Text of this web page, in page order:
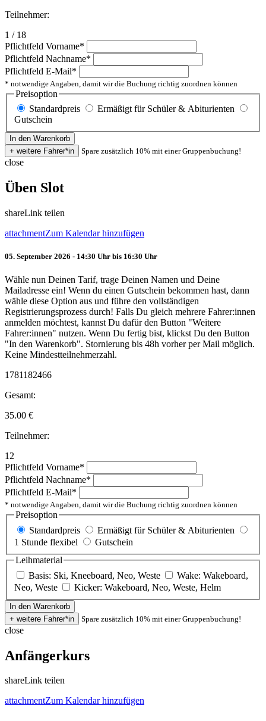
Teilnehmer:
1 / 18
Pflichtfeld Vorname*
Pflichtfeld Nachname*
Pflichtfeld E-Mail*
* notwendige Angaben, damit wir die Buchung richtig zuordnen können
Preisoption
Standardpreis
Ermäßigt für Schüler & Abiturienten
Gutschein
Spare zusätzlich 10% mit einer Gruppenbuchung!
close
Üben Slot
shareLink teilen
attachmentZum Kalendar hinzufügen
05. September 2026 - 14:30 Uhr bis 16:30 Uhr
Wähle nun Deinen Tarif, trage Deinen Namen und Deine
Mailadresse ein! Wenn du einen Gutschein bekommen hast, dann
wähle diese Option aus und führe den vollständigen
Registrierungsprozess durch! Falls Du gleich mehrere Fahrer:innen
anmelden möchtest, kannst Du dafür den Button "Weitere
Fahrer:innen" nutzen. Wenn Du fertig bist, klickst Du den Button
"In den Warenkorb". Stornierung bis 48h vorher per Mail möglich.
Keine Mindestteilnehmerzahl.
1781182466
Gesamt:
35.00 €
Teilnehmer:
12
Pflichtfeld Vorname*
Pflichtfeld Nachname*
Pflichtfeld E-Mail*
* notwendige Angaben, damit wir die Buchung richtig zuordnen können
Preisoption
Standardpreis
Ermäßigt für Schüler & Abiturienten
1 Stunde flexibel
Gutschein
Leihmaterial
Basis: Ski, Kneeboard, Neo, Weste
Wake: Wakeboard,
Neo, Weste
Kicker: Wakeboard, Neo, Weste, Helm
Spare zusätzlich 10% mit einer Gruppenbuchung!
close
Anfängerkurs
shareLink teilen
attachmentZum Kalendar hinzufügen